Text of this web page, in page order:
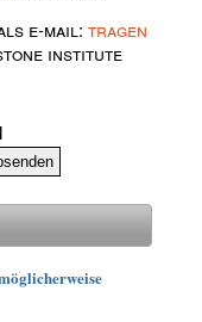
e-mail: tragen
institute